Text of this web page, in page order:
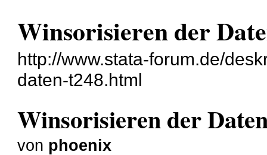
Winsorisieren der
http://www.stata-forum.de/
daten-t248.html
Winsorisieren der
von phoenix